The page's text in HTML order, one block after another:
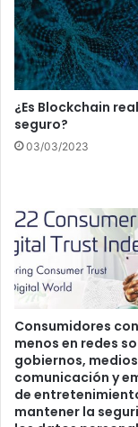
¿Es Blockchain
seguro?
03/03/2023
Consumidores
menos en redes
gobiernos,
comunicación y
de
mantener la